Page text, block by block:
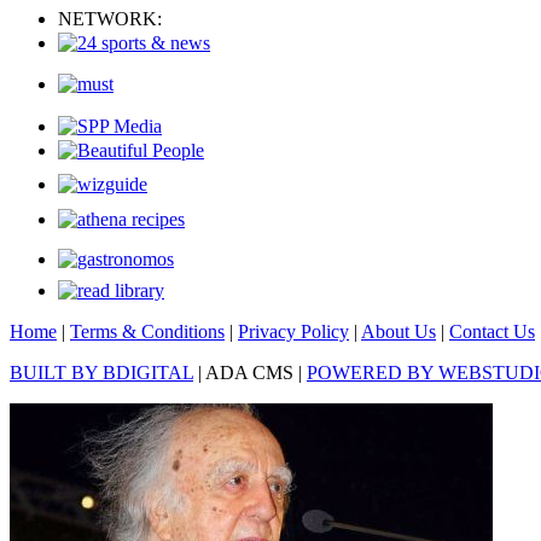
NETWORK:
Home | Terms & Conditions | Privacy Policy | About Us | Contact Us
BUILT BY BDIGITAL | ADA CMS | POWERED BY